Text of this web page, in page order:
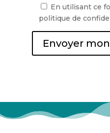
En utilisant ce
politique de
Envoyer